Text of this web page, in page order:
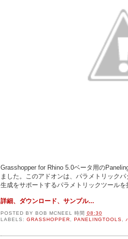
Grasshopper for Rhino 5.0ベータ用の
ました。このアドオンは、パラメトリック
生成をサポートするパラメトリックツールを
詳細、ダウンロード、サンプル...
POSTED BY BOB MCNEEL 時間 08:30
LABELS: GRASSHOPPER, PANELINGTOOLS,